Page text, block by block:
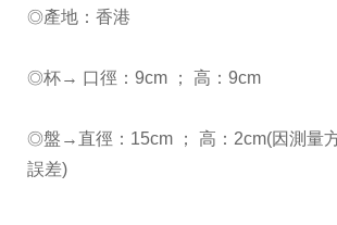
◎產地：香港
◎杯→ 口徑：9cm ； 高：9cm
◎盤→直徑：15cm ； 高：2cm(因測量
誤差)